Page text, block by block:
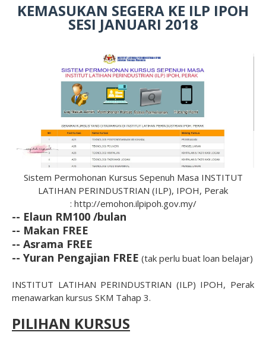
KEMASUKAN SEGERA KE ILP IPOH
SESI JANUARI 2018
Sistem Permohonan Kursus Sepenuh Masa INSTITUT
LATIHAN PERINDUSTRIAN (ILP), IPOH, Perak
: http://emohon.ilpipoh.gov.my/
-- Elaun RM100 /bulan
-- Makan FREE
-- Asrama FREE
-- Yuran Pengajian FREE (tak perlu buat loan belajar)
INSTITUT LATIHAN PERINDUSTRIAN (ILP) IPOH, Perak
menawarkan kursus SKM Tahap 3.
PILIHAN KURSUS